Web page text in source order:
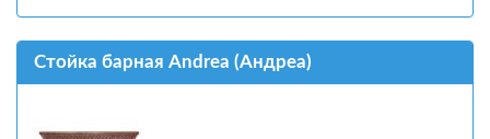
Стойка барная Andrea (Андреа)